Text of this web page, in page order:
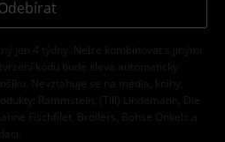
jen 4 týdny. Nelze kombinovat s jinými
kódu bude sleva automaticky
Nevztahuje se na média, knihy,
Rammstein, (Till) Lindemann, Die
Fischfilet, Broilers, Böhse Onkelz a